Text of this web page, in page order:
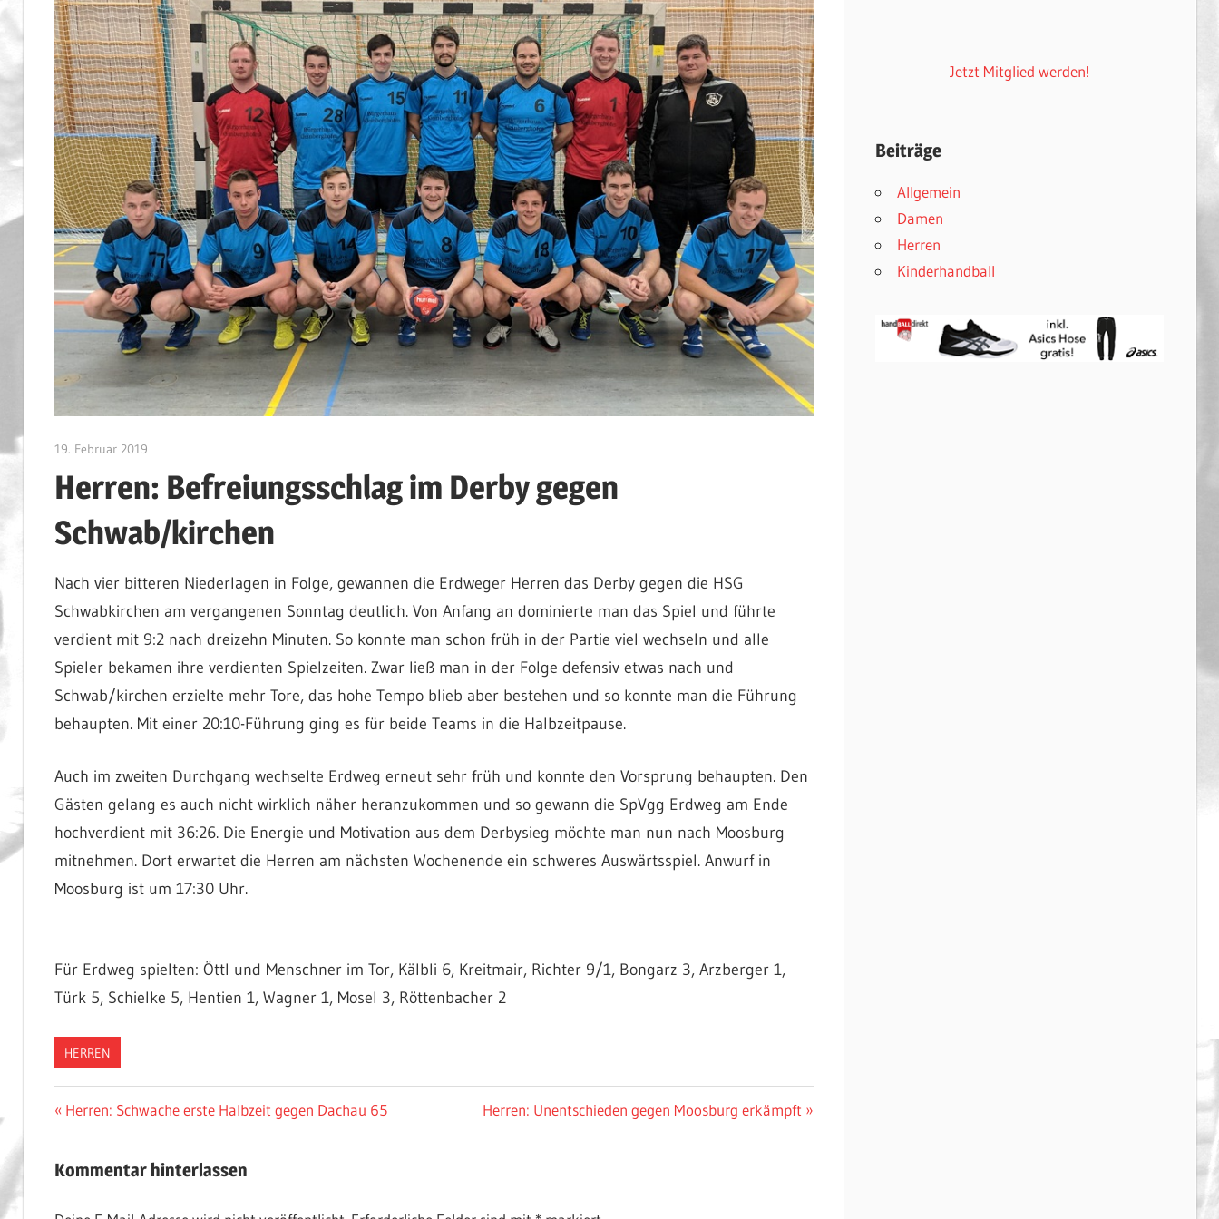
19. Februar 2019
Herren: Befreiungsschlag im Derby gegen
Schwab/kirchen
Nach vier bitteren Niederlagen in Folge, gewannen die Erdweger Herren das Derby gegen die HSG
Schwabkirchen am vergangenen Sonntag deutlich. Von Anfang an dominierte man das Spiel und führte
verdient mit 9:2 nach dreizehn Minuten. So konnte man schon früh in der Partie viel wechseln und alle
Spieler bekamen ihre verdienten Spielzeiten. Zwar ließ man in der Folge defensiv etwas nach und
Schwab/kirchen erzielte mehr Tore, das hohe Tempo blieb aber bestehen und so konnte man die Führung
behaupten. Mit einer 20:10-Führung ging es für beide Teams in die Halbzeitpause.
Auch im zweiten Durchgang wechselte Erdweg erneut sehr früh und konnte den Vorsprung behaupten. Den
Gästen gelang es auch nicht wirklich näher heranzukommen und so gewann die SpVgg Erdweg am Ende
hochverdient mit 36:26. Die Energie und Motivation aus dem Derbysieg möchte man nun nach Moosburg
mitnehmen. Dort erwartet die Herren am nächsten Wochenende ein schweres Auswärtsspiel. Anwurf in
Moosburg ist um 17:30 Uhr.
Für Erdweg spielten: Öttl und Menschner im Tor, Kälbli 6, Kreitmair, Richter 9/1, Bongarz 3, Arzberger 1,
Türk 5, Schielke 5, Hentien 1, Wagner 1, Mosel 3, Röttenbacher 2
HERREN
Beitragsnavigation
Vorheriger
Herren: Schwache erste Halbzeit gegen Dachau 65
Nächster
Herren: Unentschieden gegen Moosburg erkämpft
Kommentar hinterlassen
Jetzt Mitglied werden!
Beiträge
Allgemein
Damen
Herren
Kinderhandball